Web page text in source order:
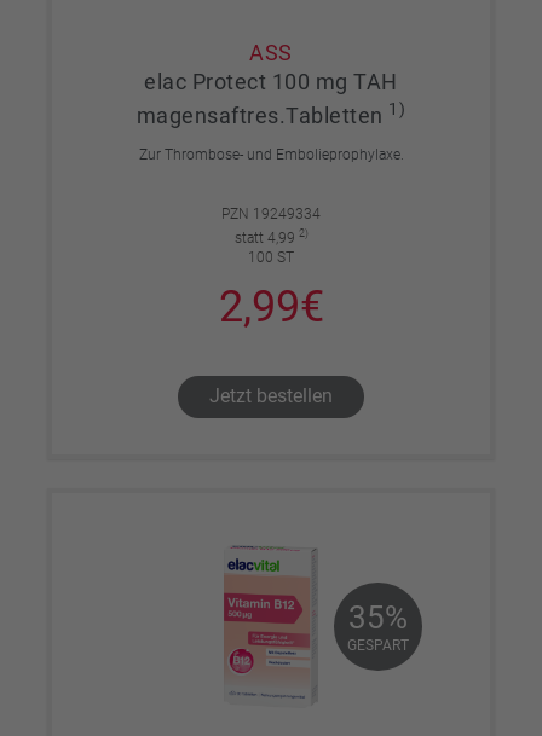
ASS
elac Protect 100 mg TAH
magensaftres.Tabletten 1)
Zur Thrombose- und Embolieprophylaxe.
PZN 19249334
statt 4,99 2)
100 ST
2,99€
Jetzt bestellen
35%
GESPART
35%
GESPART